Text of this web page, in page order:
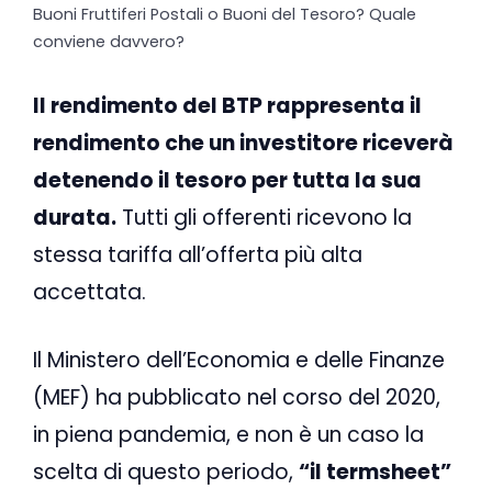
Buoni Fruttiferi Postali o Buoni del Tesoro? Quale
conviene davvero?
Il rendimento del BTP rappresenta il
rendimento che un investitore riceverà
detenendo il tesoro per tutta la sua
durata. Tutti gli offerenti ricevono la
stessa tariffa all’offerta più alta
accettata.
Il Ministero dell’Economia e delle Finanze
(MEF) ha pubblicato nel corso del 2020,
in piena pandemia, e non è un caso la
scelta di questo periodo, “il termsheet”